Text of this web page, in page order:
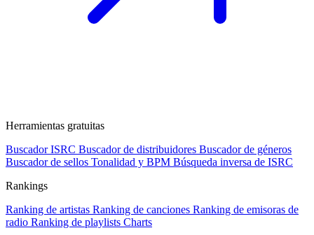
Herramientas gratuitas
Buscador ISRC Buscador de distribuidores Buscador de géneros
Buscador de sellos Tonalidad y BPM Búsqueda inversa de ISRC
Rankings
Ranking de artistas Ranking de canciones Ranking de emisoras de
radio Ranking de playlists Charts